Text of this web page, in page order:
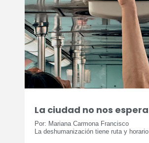
La ciudad no nos espera
Por: Mariana Carmona Francisco
La deshumanización tiene ruta y horario